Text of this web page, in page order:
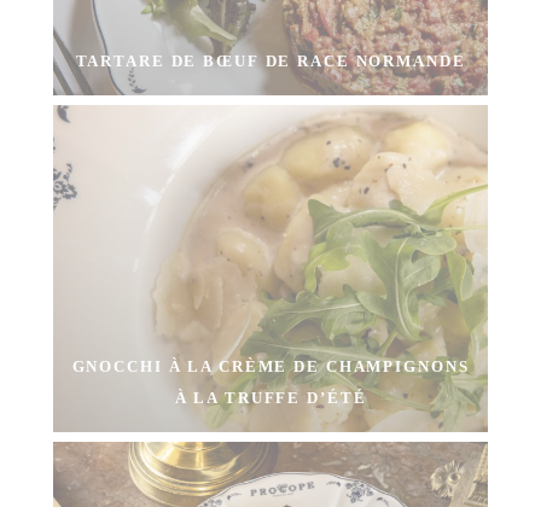
TARTARE DE BŒUF DE RACE NORMANDE
GNOCCHI À LA CRÈME DE CHAMPIGNONS
À LA TRUFFE D’ÉTÉ